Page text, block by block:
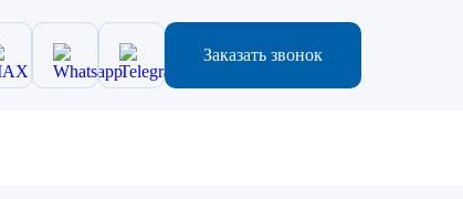
Заказать звонок